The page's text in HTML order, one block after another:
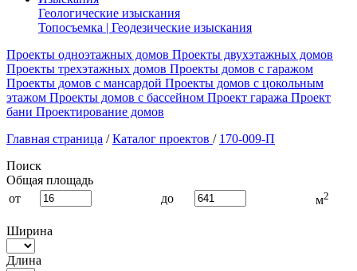
Геологические изыскания
Топосъемка | Геодезические изыскания
Проекты одноэтажных домов Проекты двухэтажных домов
Проекты трехэтажных домов Проекты домов с гаражом
Проекты домов с мансардой Проекты домов с цокольным
этажом Проекты домов с бассейном Проект гаража Проект
бани Проектирование домов
Главная страница / Каталог проектов / 170-009-П
Поиск
Общая площадь
от
до м2
Ширина
Длина